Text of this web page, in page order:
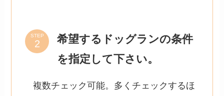
STEP
希望するドッグランの条件
を指定して下さい。
複数チェック可能。多くチェックするほ